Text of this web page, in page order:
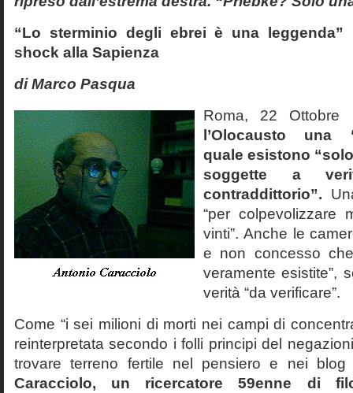
“Lo sterminio degli ebrei è una leggenda”
shock alla Sapienza
di Marco Pasqua
Roma, 22
l’Olocausto una
quale esistono
soggette a
contraddittorio”.
“per colpevolizzare
vinti”. Anche le
e non concesso
veramente esistite”,
verità “da verificare”.
Come “i sei milioni di morti nei campi di
reinterpretata secondo i folli principi del
trovare terreno fertile nel pensiero e nei
Caracciolo, un ricercatore 59enne di